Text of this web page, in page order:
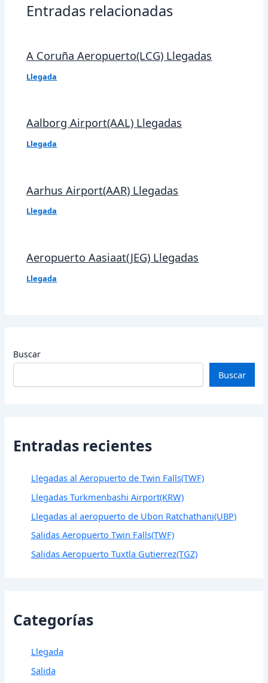
Entradas relacionadas
A Coruña Aeropuerto(LCG) Llegadas
Llegada
Aalborg Airport(AAL) Llegadas
Llegada
Aarhus Airport(AAR) Llegadas
Llegada
Aeropuerto Aasiaat(JEG) Llegadas
Llegada
Buscar
Buscar
Entradas recientes
Llegadas al Aeropuerto de Twin Falls(TWF)
Llegadas Turkmenbashi Airport(KRW)
Llegadas al aeropuerto de Ubon Ratchathani(UBP)
Salidas Aeropuerto Twin Falls(TWF)
Salidas Aeropuerto Tuxtla Gutierrez(TGZ)
Categorías
Llegada
Salida